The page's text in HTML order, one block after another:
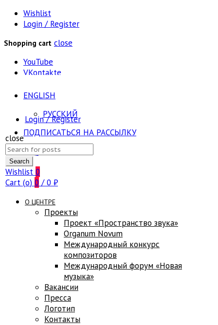
Wishlist
Login / Register
Shopping cart close
YouTube
VKontakte
ENGLISH
РУССКИЙ
ПОДПИСАТЬСЯ НА РАССЫЛКУ
FAQ
Login / Register
close
Search
for:
Search
Wishlist 0
Cart (o) 0 / 0 ₽
О ЦЕНТРЕ
Проекты
Проект «Пространство звука»
Оrganum Novum
Международный конкурс
композиторов
Международный форум «Новая
музыка»
Вакансии
Пресса
Логотип
Контакты